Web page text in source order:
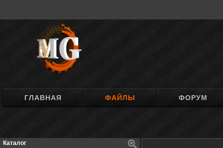
ГЛАВНАЯ ФАЙЛЫ ФОРУМ
Каталог